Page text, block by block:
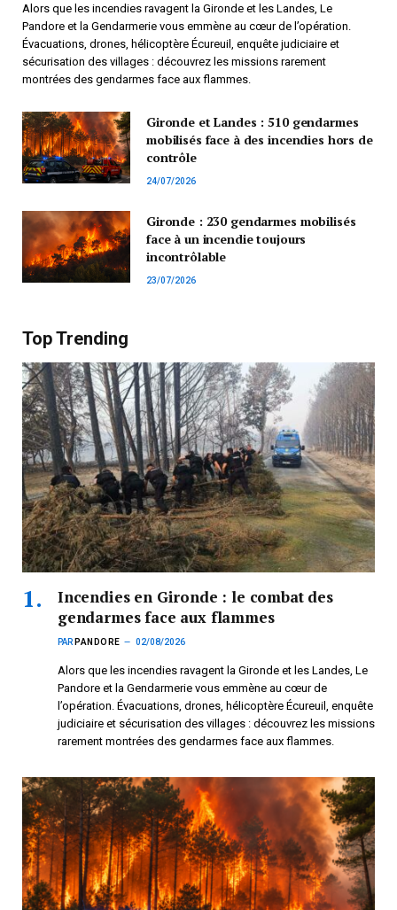
Alors que les incendies ravagent la Gironde et les Landes, Le
Pandore et la Gendarmerie vous emmène au cœur de l’opération.
Évacuations, drones, hélicoptère Écureuil, enquête judiciaire et
sécurisation des villages : découvrez les missions rarement
montrées des gendarmes face aux flammes.
Gironde et Landes : 510 gendarmes
mobilisés face à des incendies hors de
contrôle
24/07/2026
Gironde : 230 gendarmes mobilisés
face à un incendie toujours
incontrôlable
23/07/2026
Top Trending
Incendies en Gironde : le combat des
gendarmes face aux flammes
PAR PANDORE 02/08/2026
Alors que les incendies ravagent la Gironde et les Landes, Le
Pandore et la Gendarmerie vous emmène au cœur de
l’opération. Évacuations, drones, hélicoptère Écureuil, enquête
judiciaire et sécurisation des villages : découvrez les missions
rarement montrées des gendarmes face aux flammes.